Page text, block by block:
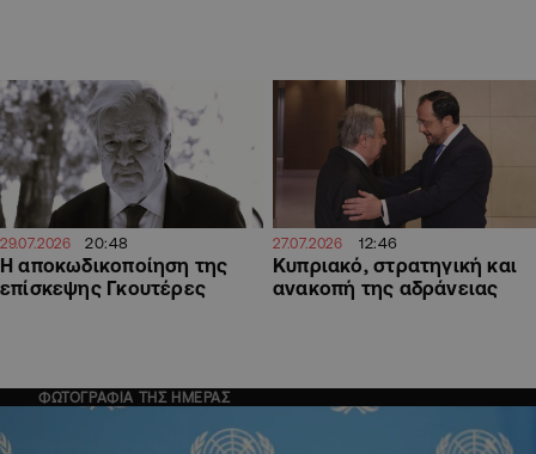
29.07.2026 20:48
Η αποκωδικοποίηση της
επίσκεψης Γκουτέρες
27.07.2026 12:46
Κυπριακό, στρατηγική και
ανακοπή της αδράνειας
ΦΩΤΟΓΡΑΦΙΑ ΤΗΣ ΗΜΕΡΑΣ